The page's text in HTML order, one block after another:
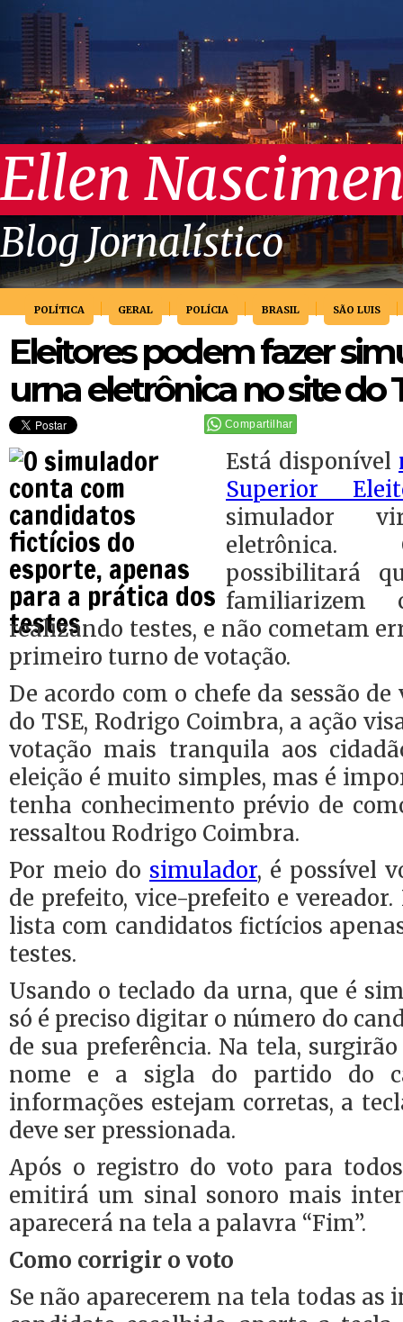
Ellen
Blog Jornalístico
POLÍTICA GERAL POLÍCIA BRASIL SÃO LUIS
Eleitores podem fazer
urna eletrônica no site do
Compartilhar
Está disponível
Superior
simulador
eletrônica.
possibilitará
familiarizem
realizando testes, e não cometam
primeiro turno de votação.
De acordo com o chefe da sessão
do TSE, Rodrigo Coimbra, a ação
votação mais tranquila aos
eleição é muito simples, mas é
tenha conhecimento prévio de
ressaltou Rodrigo Coimbra.
Por meio do simulador, é possível
de prefeito, vice-prefeito e
lista com candidatos fictícios
testes.
Usando o teclado da urna, que é
só é preciso digitar o número do
de sua preferência. Na tela,
nome e a sigla do partido do
informações estejam corretas, a
deve ser pressionada.
Após o registro do voto para
emitirá um sinal sonoro mais
aparecerá na tela a palavra “Fim”.
Como corrigir o voto
Se não aparecerem na tela todas as